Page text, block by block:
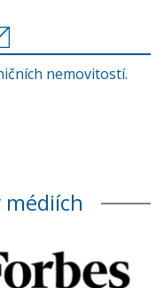
nemovitostí.
médiích